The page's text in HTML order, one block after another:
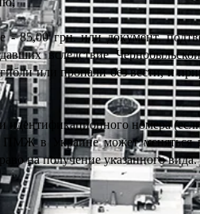
- 85,00 грн. или документ,
вследствие
или пропали без вести, и
номера
в Украине может меняться
на получение указанного вида.